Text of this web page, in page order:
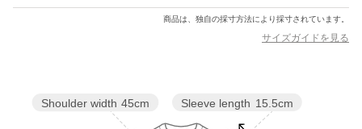
店舗へお問い合わせの際は、下記の品名/品番をお申し付けくださ
商品詳細
商品は、独自の採寸方法により採寸されています。
サイズガイドを見る
Sleeve length 15.5cm
Shoulder width 45cm